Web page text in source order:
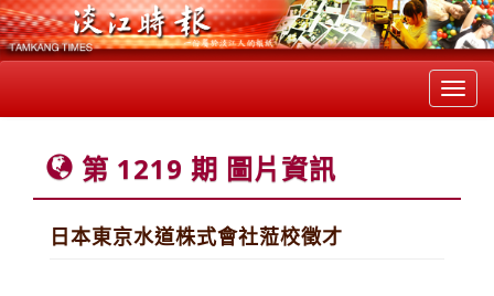
第 1219 期 圖片資訊
日本東京水道株式會社蒞校徵才